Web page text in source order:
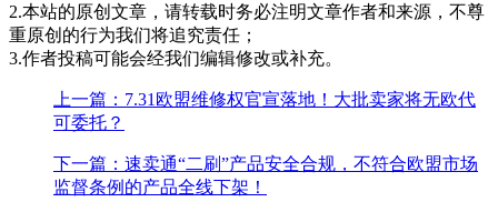
2.本站的原创文章，请转载时务必注明文章作者和来源，不尊
重原创的行为我们将追究责任；
3.作者投稿可能会经我们编辑修改或补充。
上一篇：7.31欧盟维修权官宣落地！大批卖家将无欧代
可委托？
下一篇：速卖通“二刷”产品安全合规，不符合欧盟市场
监督条例的产品全线下架！